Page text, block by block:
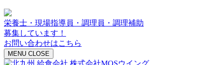
栄養士・現場指導員・調理員・調理補助
募集しています！
お問い合わせはこちら
MENU CLOSE